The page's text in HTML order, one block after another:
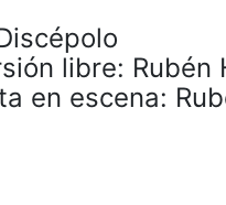
libre: Rubén
en escena: